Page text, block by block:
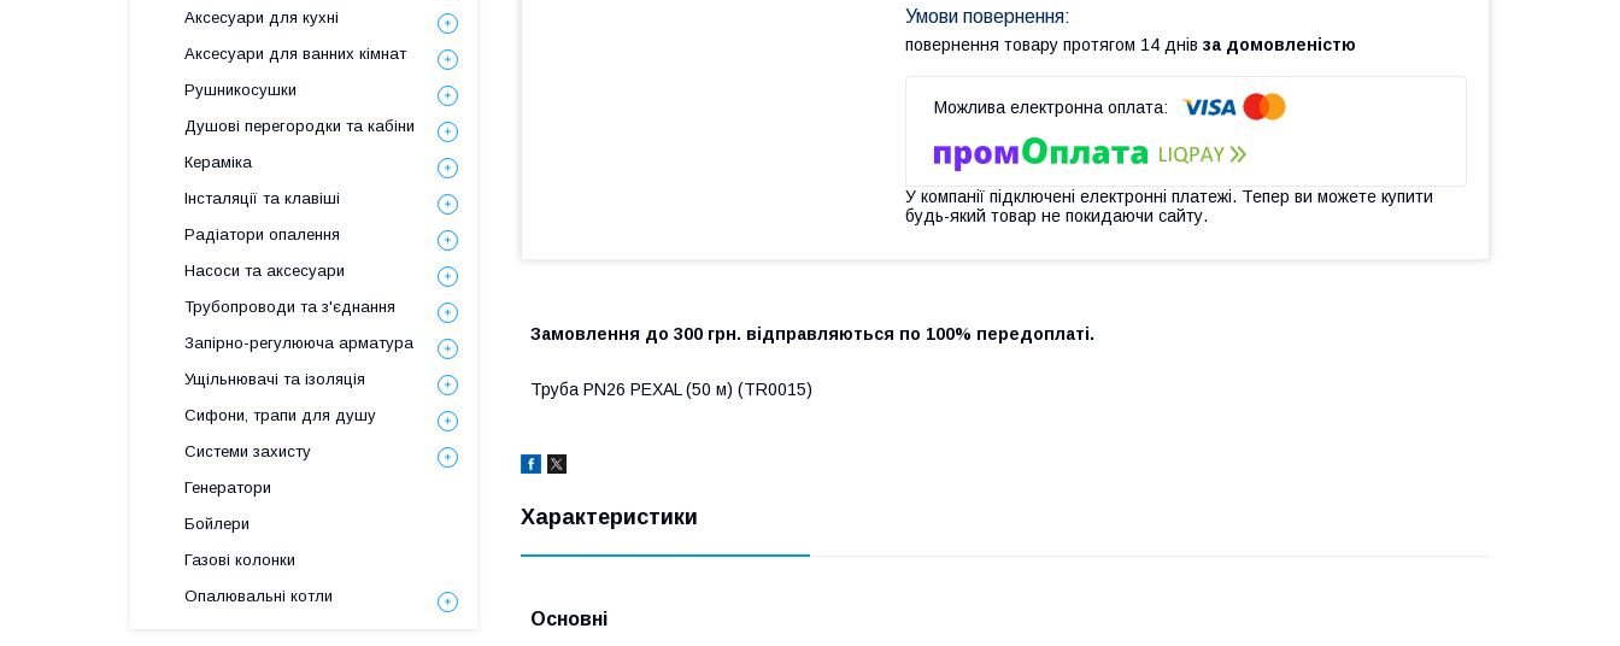
повернення товару протягом 14 днів за домовленістю
У компанії підключені електронні платежі. Тепер ви можете купити
будь-який товар не покидаючи сайту.
Замовлення до 300 грн. відправляються по 100% передоплаті.
Труба PN26 PEXAL (50 м) (TR0015)
Характеристики
Основні
Аксесуари для кухні
Аксесуари для ванних кімнат
Рушникосушки
Душові перегородки та кабіни
Кераміка
Інсталяції та клавіші
Радіатори опалення
Насоси та аксесуари
Трубопроводи та з'єднання
Запірно-регулююча арматура
Ущільнювачі та ізоляція
Сифони, трапи для душу
Системи захисту
Генератори
Бойлери
Газові колонки
Опалювальні котли